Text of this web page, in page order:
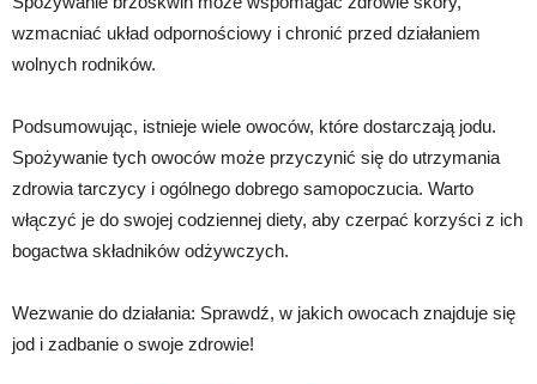
wzmacniać układ odpornościowy i chronić przed działaniem
wolnych rodników.
Podsumowując, istnieje wiele owoców, które dostarczają jodu.
Spożywanie tych owoców może przyczynić się do utrzymania
zdrowia tarczycy i ogólnego dobrego samopoczucia. Warto
włączyć je do swojej codziennej diety, aby czerpać korzyści z ich
bogactwa składników odżywczych.
Wezwanie do działania: Sprawdź, w jakich owocach znajduje się
jod i zadbanie o swoje zdrowie!